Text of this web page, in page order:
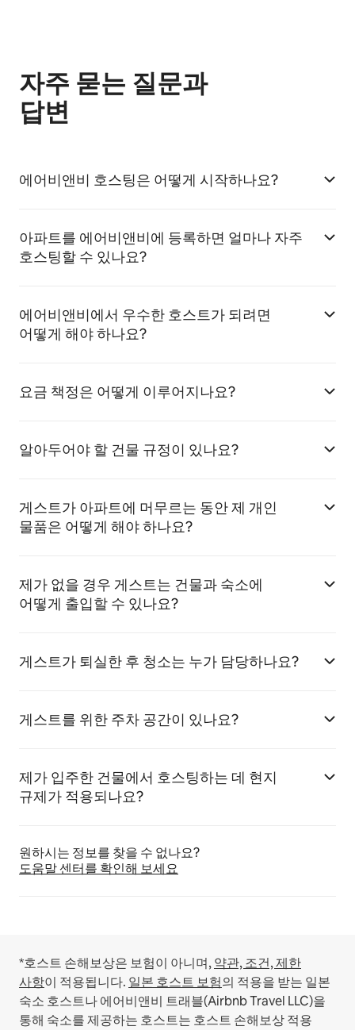
자주 묻는 질문과
답변
에어비앤비 호스팅은 어떻게 시작하나요?
아파트를 에어비앤비에 등록하면 얼마나 자주
호스팅할 수 있나요?
에어비앤비에서 우수한 호스트가 되려면
어떻게 해야 하나요?
요금 책정은 어떻게 이루어지나요?
알아두어야 할 건물 규정이 있나요?
게스트가 아파트에 머무르는 동안 제 개인
물품은 어떻게 해야 하나요?
제가 없을 경우 게스트는 건물과 숙소에
어떻게 출입할 수 있나요?
게스트가 퇴실한 후 청소는 누가 담당하나요?
게스트를 위한 주차 공간이 있나요?
제가 입주한 건물에서 호스팅하는 데 현지
규제가 적용되나요?
원하시는 정보를 찾을 수 없나요?
도움말 센터를 확인해 보세요
*호스트 손해보상은 보험이 아니며,약관, 조건, 제한
사항이 적용됩니다. 일본 호스트 보험의 적용을 받는 일본
숙소 호스트나 에어비앤비 트래블(Airbnb Travel LLC)을
통해 숙소를 제공하는 호스트는 호스트 손해보상 적용